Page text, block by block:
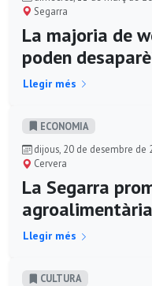
Segarra
La majoria de
poden
Llegir més
ECONOMIA
dijous, 20 de desembre de
Cervera
La Segarra
agroalimentària
Llegir més
CULTURA